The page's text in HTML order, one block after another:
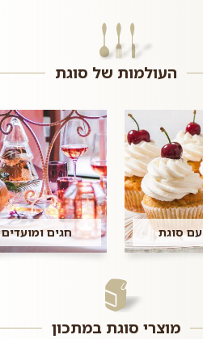
העולמות של סוגת
סוגת חגים ומועדים
מוצרי סוגת במתכון